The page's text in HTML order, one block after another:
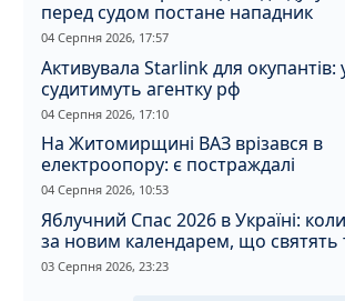
перед судом постане нападник
04 Серпня 2026, 17:57
Активувала Starlink для
судитимуть агентку рф
04 Серпня 2026, 17:10
На Житомирщині ВАЗ врізався в
електроопору: є постраждалі
04 Серпня 2026, 10:53
Яблучний Спас 2026 в Україні:
за новим календарем, що святять
прикмети дня
03 Серпня 2026, 23:23